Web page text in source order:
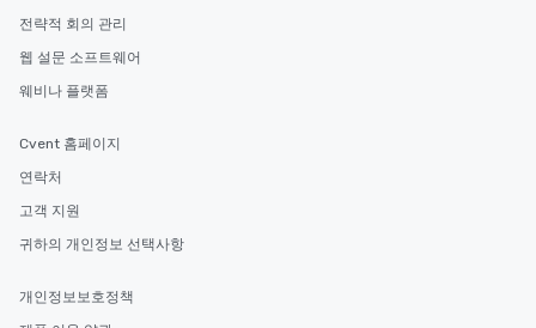
전략적 회의 관리
웹 설문 소프트웨어
웨비나 플랫폼
Cvent 홈페이지
연락처
고객 지원
귀하의 개인정보 선택사항
개인정보보호정책